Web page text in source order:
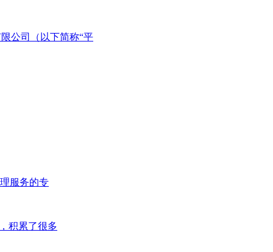
公司（以下简称“平
服务的专
积累了很多